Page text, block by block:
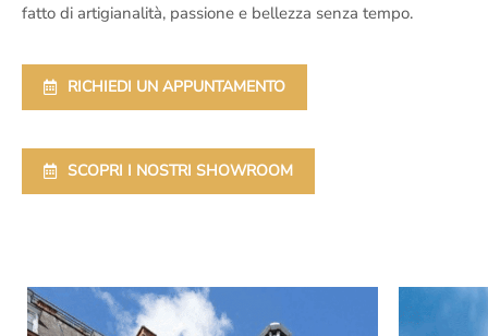
fatto di artigianalità, passione e bellezza senza tempo.
RICHIEDI UN APPUNTAMENTO
SCOPRI I NOSTRI SHOWROOM